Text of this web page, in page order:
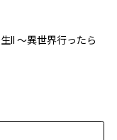
II ～異世界行ったら